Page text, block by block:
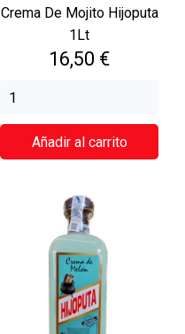
Crema De Mojito Hijoputa
1Lt
Precio
16,50 €
Añadir al carrito